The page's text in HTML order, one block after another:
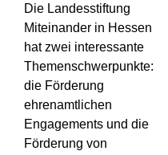
Die Landesstiftung
Miteinander in Hessen
hat zwei interessante
Themenschwerpunkte:
die Förderung
ehrenamtlichen
Engagements und die
Förderung von